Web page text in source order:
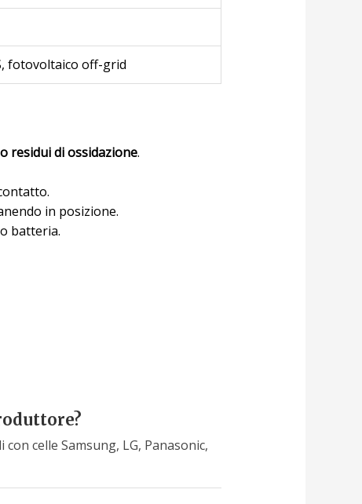
fotovoltaico off-grid
residui di ossidazione.
in posizione.
batteria.
celle Samsung, LG, Panasonic,